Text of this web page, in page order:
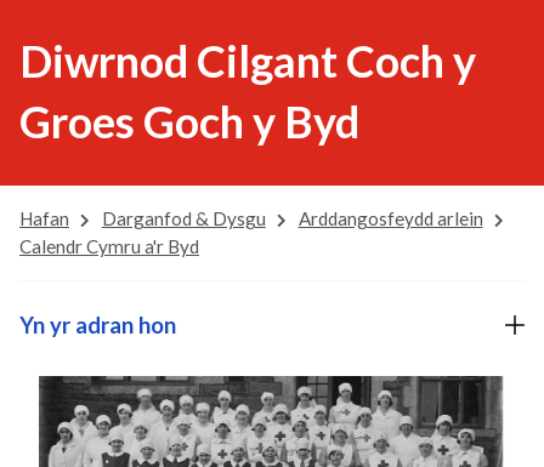
Diwrnod Cilgant Coch y
Groes Goch y Byd
Hafan Darganfod & Dysgu
Arddangosfeydd arlein
Calendr Cymru a'r Byd
Yn yr adran hon